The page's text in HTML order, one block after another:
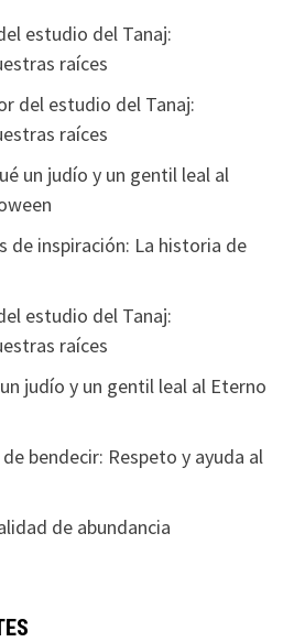
estudio del Tanaj:
raíces
del estudio del Tanaj:
raíces
un judío y un gentil leal al
de inspiración: La historia de
estudio del Tanaj:
raíces
judío y un gentil leal al Eterno
bendecir: Respeto y ayuda al
de abundancia